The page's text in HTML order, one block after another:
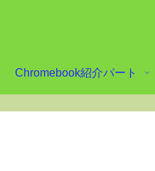
Chromebook紹介パート